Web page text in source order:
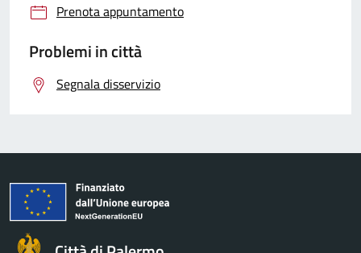
Prenota appuntamento
Problemi in città
Segnala disservizio